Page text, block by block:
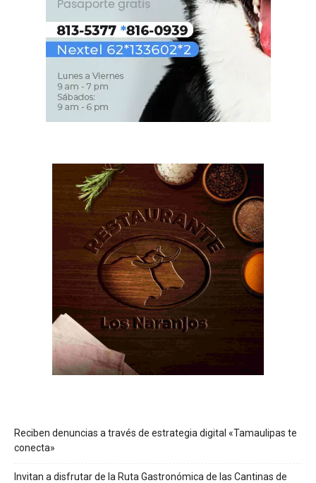
Reciben denuncias a través de estrategia digital «Tamaulipas te
conecta»
Invitan a disfrutar de la Ruta Gastronómica de las Cantinas de